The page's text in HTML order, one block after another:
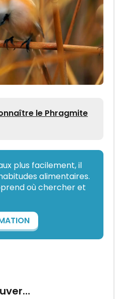
le Phragmite
plus facilement, il
alimentaires.
où chercher et